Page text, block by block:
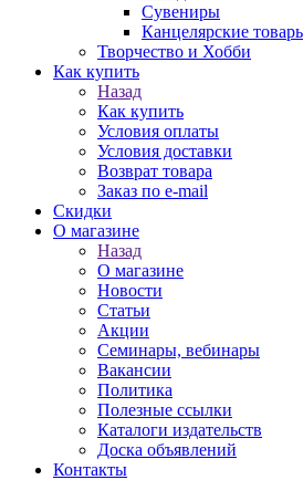
Сувениры
Канцелярские
Творчество и Хобби
Как купить
Назад
Как купить
Условия оплаты
Условия доставки
Возврат товара
Заказ по e-mail
Скидки
О магазине
Назад
О магазине
Новости
Статьи
Акции
Семинары, вебинары
Вакансии
Политика
Полезные ссылки
Каталоги издательств
Доска объявлений
Контакты